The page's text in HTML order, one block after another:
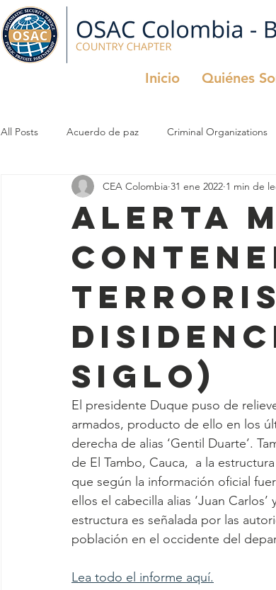
Inicio Quiénes
All Posts Acuerdo de paz Criminal Organizations
Criminal Organizations InfoSecurity OSAC
ALERTA
Siglo)
CEA Colombia 31 ene 2022 1 min de
El presidente Duque puso de
armados, producto de ello en los
derecha de alias ‘Gentil Duarte’.
de El Tambo, Cauca,  a la
que según la información oficial
ellos el cabecilla alias ‘Juan
estructura es señalada por las
población en el occidente del
Lea todo el informe aquí.